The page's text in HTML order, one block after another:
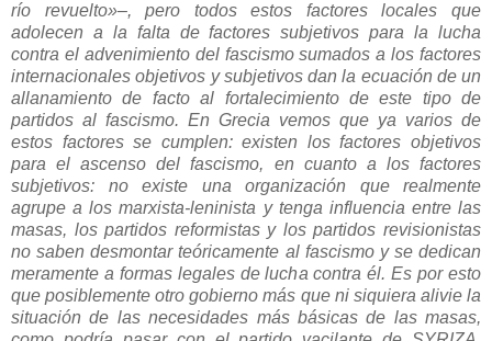
río revuelto»–, pero todos estos factores locales que
adolecen a la falta de factores subjetivos para la lucha
contra el advenimiento del fascismo sumados a los factores
internacionales objetivos y subjetivos dan la ecuación de un
allanamiento de facto al fortalecimiento de este tipo de
partidos al fascismo. En Grecia vemos que ya varios de
estos factores se cumplen: existen los factores objetivos
para el ascenso del fascismo, en cuanto a los factores
subjetivos: no existe una organización que realmente
agrupe a los marxista-leninista y tenga influencia entre las
masas, los partidos reformistas y los partidos revisionistas
no saben desmontar teóricamente al fascismo y se dedican
meramente a formas legales de lucha contra él. Es por esto
que posiblemente otro gobierno más que ni siquiera alivie la
situación de las necesidades más básicas de las masas,